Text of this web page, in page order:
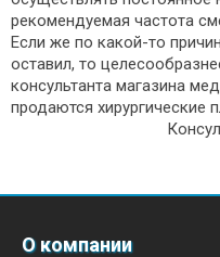
рекомендуемая частота
Если же по какой-то
оставил, то
консультанта магазина
продаются хирургические
О компании